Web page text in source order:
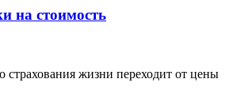
на стоимость
страхования жизни переходит от цены